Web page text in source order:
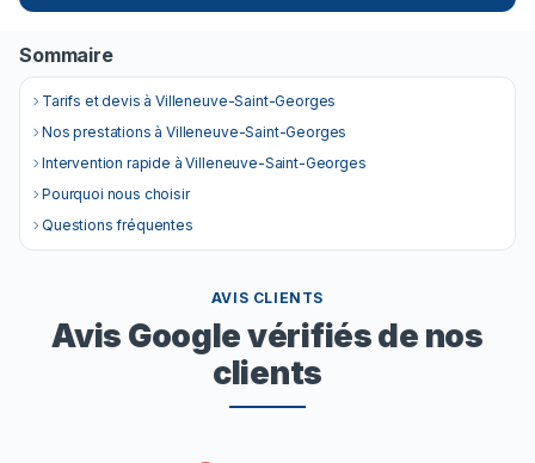
Sommaire
Tarifs et devis à Villeneuve-Saint-Georges
Nos prestations à Villeneuve-Saint-Georges
Intervention rapide à Villeneuve-Saint-Georges
Pourquoi nous choisir
Questions fréquentes
AVIS CLIENTS
Avis Google vérifiés de nos
clients